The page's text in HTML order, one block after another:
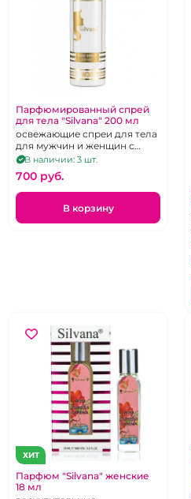
Парфюмированный спрей
для тела "Silvana" 200 мл
освежающие спреи для тела
для мужчин и женщин с
приятным ароматом в
ассортименте
В наличии: 3 шт.
700 pуб.
В корзину
ХИТ
Парфюм "Silvana" женские
18 мл